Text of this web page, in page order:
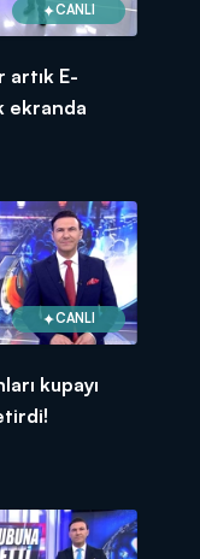
CANLI
artık E-
ekranda
CANLI
kupayı